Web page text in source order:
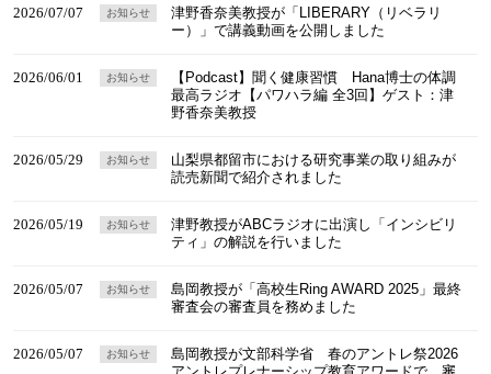
2026/07/07
津野香奈美教授が「LIBERARY（リベラリ
ー）」で講義動画を公開しました
お知らせ
2026/06/01
【Podcast】聞く健康習慣 Hana博士の体調
最高ラジオ【パワハラ編 全3回】ゲスト：津
野香奈美教授
お知らせ
2026/05/29
山梨県都留市における研究事業の取り組みが
読売新聞で紹介されました
お知らせ
2026/05/19
津野教授がABCラジオに出演し「インシビリ
ティ」の解説を行いました
お知らせ
2026/05/07
島岡教授が「高校生Ring AWARD 2025」最終
審査会の審査員を務めました
お知らせ
2026/05/07
島岡教授が文部科学省 春のアントレ祭2026
お知らせ